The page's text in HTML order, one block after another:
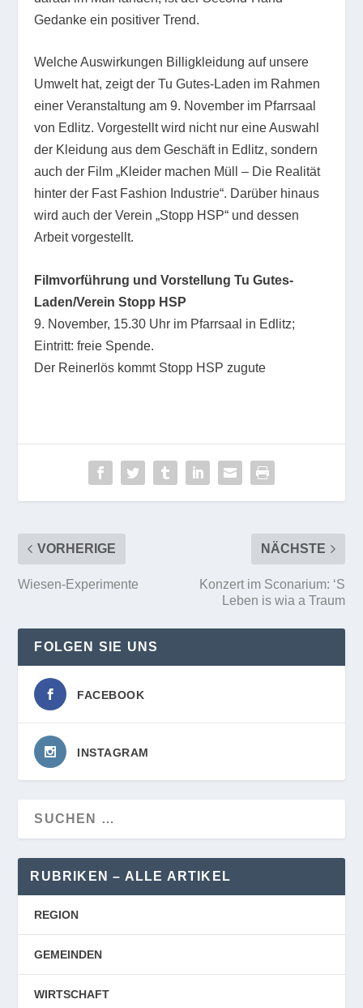
Gedanke ein positiver Trend.
Welche Auswirkungen Billigkleidung auf unsere
Umwelt hat, zeigt der Tu Gutes-Laden im Rahmen
einer Veranstaltung am 9. November im Pfarrsaal
von Edlitz. Vorgestellt wird nicht nur eine Auswahl
der Kleidung aus dem Geschäft in Edlitz, sondern
auch der Film „Kleider machen Müll – Die Realität
hinter der Fast Fashion Industrie“. Darüber hinaus
wird auch der Verein „Stopp HSP“ und dessen
Arbeit vorgestellt.
Filmvorführung und Vorstellung Tu Gutes-
Laden/Verein Stopp HSP
9. November, 15.30 Uhr im Pfarrsaal in Edlitz;
Eintritt: freie Spende.
Der Reinerlös kommt Stopp HSP zugute
VORHERIGE
Wiesen-Experimente
NÄCHSTE
Konzert im Sconarium: ‘S
Leben is wia a Traum
FOLGEN SIE UNS
FACEBOOK
INSTAGRAM
RUBRIKEN – ALLE ARTIKEL
REGION
GEMEINDEN
WIRTSCHAFT